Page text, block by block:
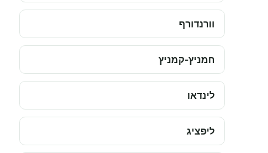
וורנדורף
חמניץ-קמניץ
לינדאו
ליפציג